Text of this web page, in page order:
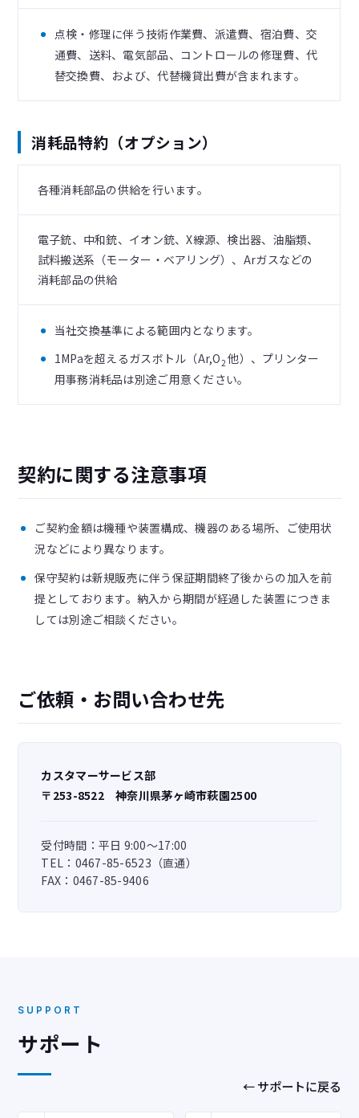
点検・修理に伴う技術作業費、派遣費、宿泊費、交
通費、送料、電気部品、コントロールの修理費、代
替交換費、および、代替機貸出費が含まれます。
消耗品特約（オプション）
各種消耗部品の供給を行います。
電子銃、中和銃、イオン銃、X線源、検出器、油脂類、
試料搬送系（モーター・ベアリング）、Arガスなどの
消耗部品の供給
当社交換基準による範囲内となります。
1MPaを超えるガスボトル（Ar,O2 他）、プリンター
用事務消耗品は別途ご用意ください。
契約に関する注意事項
ご契約金額は機種や装置構成、機器のある場所、ご使用状
況などにより異なります。
保守契約は新規販売に伴う保証期間終了後からの加入を前
提としております。納入から期間が経過した装置につきま
しては別途ご相談ください。
ご依頼・お問い合わせ先
カスタマーサービス部
〒253-8522 神奈川県茅ヶ崎市萩園2500
受付時間：平日 9:00～17:00
TEL：0467-85-6523（直通）
FAX：0467-85-9406
SUPPORT
サポート
← サポートに戻る